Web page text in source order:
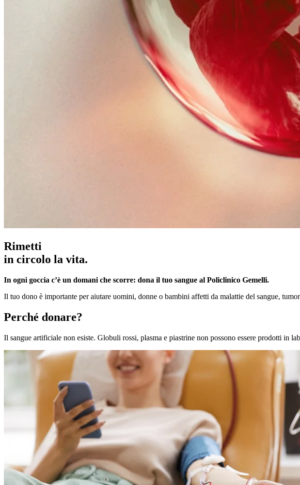
Rimetti
in circolo la vita.
In ogni goccia c’è un domani che scorre: dona il tuo sangue al Policlinico Gemelli.
Il tuo dono è importante per aiutare uomini, donne o bambini affetti da malattie del sangue,
Perché donare?
Il sangue artificiale non esiste. Globuli rossi, plasma e piastrine non possono essere prodotti in